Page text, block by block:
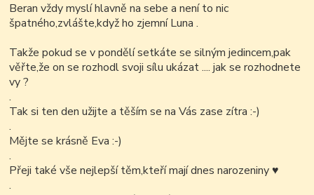
Beran vždy myslí hlavně na sebe a není to nic
špatného,zvlášte,když ho zjemní Luna .
Takže pokud se v pondělí setkáte se silným jedincem,pak
věřte,že on se rozhodl svoji sílu ukázat .... jak se rozhodnete
vy ?
.
Tak si ten den užijte a těším se na Vás zase zítra :-)
.
Mějte se krásně Eva :-)
.
Přeji také vše nejlepší těm,kteří mají dnes narozeniny ♥
.